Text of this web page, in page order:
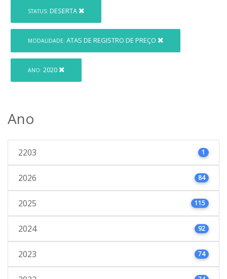
STATUS: DESERTA
MODALIDADE: ATAS DE REGISTRO DE PREÇO
ANO: 2020
Ano
2203 1
2026 84
2025 115
2024 92
2023 74